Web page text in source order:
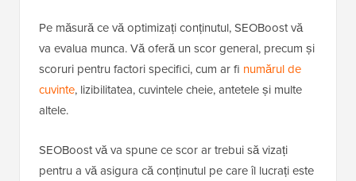
Pe măsură ce vă optimizați conținutul, SEOBoost vă
va evalua munca. Vă oferă un scor general, precum și
scoruri pentru factori specifici, cum ar fi numărul de
cuvinte, lizibilitatea, cuvintele cheie, antetele și multe
altele.
SEOBoost vă va spune ce scor ar trebui să vizați
pentru a vă asigura că conținutul pe care îl lucrați este